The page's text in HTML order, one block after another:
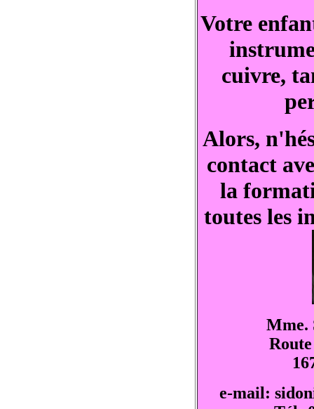
Votre
cuivre,
Alors,
contact
la
toutes les
Mme.
e-mail: